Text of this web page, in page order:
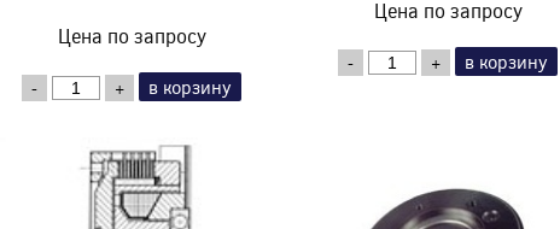
Цена по запросу
- + в корзину
Цена по запросу
- + в корзину